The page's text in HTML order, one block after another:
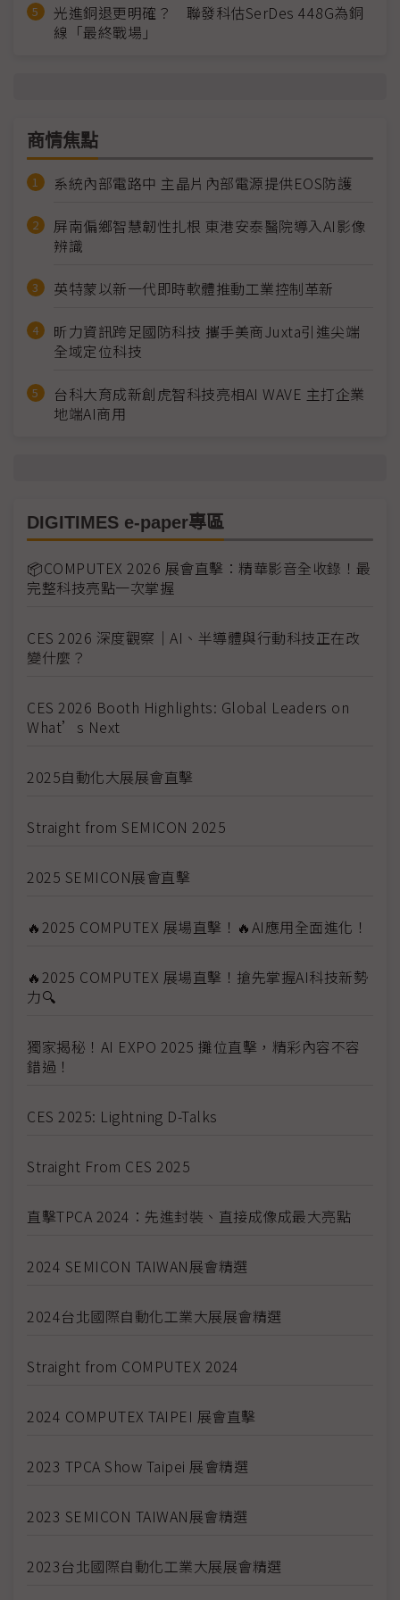
光進銅退更明確？ 聯發科估SerDes 448G為銅
線「最終戰場」
商情焦點
系統內部電路中 主晶片內部電源提供EOS防護
屏南偏鄉智慧韌性扎根 東港安泰醫院導入AI影像
辨識
英特蒙以新一代即時軟體推動工業控制革新
昕力資訊跨足國防科技 攜手美商Juxta引進尖端
全域定位科技
台科大育成新創虎智科技亮相AI WAVE 主打企業
地端AI商用
DIGITIMES e-paper專區
📦COMPUTEX 2026 展會直擊：精華影音全收錄！最
完整科技亮點一次掌握
CES 2026 深度觀察｜AI、半導體與行動科技正在改
變什麼？
CES 2026 Booth Highlights: Global Leaders on
What’s Next
2025自動化大展展會直擊
Straight from SEMICON 2025
2025 SEMICON展會直擊
🔥2025 COMPUTEX 展場直擊！🔥AI應用全面進化！
🔥2025 COMPUTEX 展場直擊！搶先掌握AI科技新勢
力🔍
獨家揭秘！AI EXPO 2025 攤位直擊，精彩內容不容
錯過！
CES 2025: Lightning D-Talks
Straight From CES 2025
直擊TPCA 2024：先進封裝、直接成像成最大亮點
2024 SEMICON TAIWAN展會精選
2024台北國際自動化工業大展展會精選
Straight from COMPUTEX 2024
2024 COMPUTEX TAIPEI 展會直擊
2023 TPCA Show Taipei 展會精選
2023 SEMICON TAIWAN展會精選
2023台北國際自動化工業大展展會精選